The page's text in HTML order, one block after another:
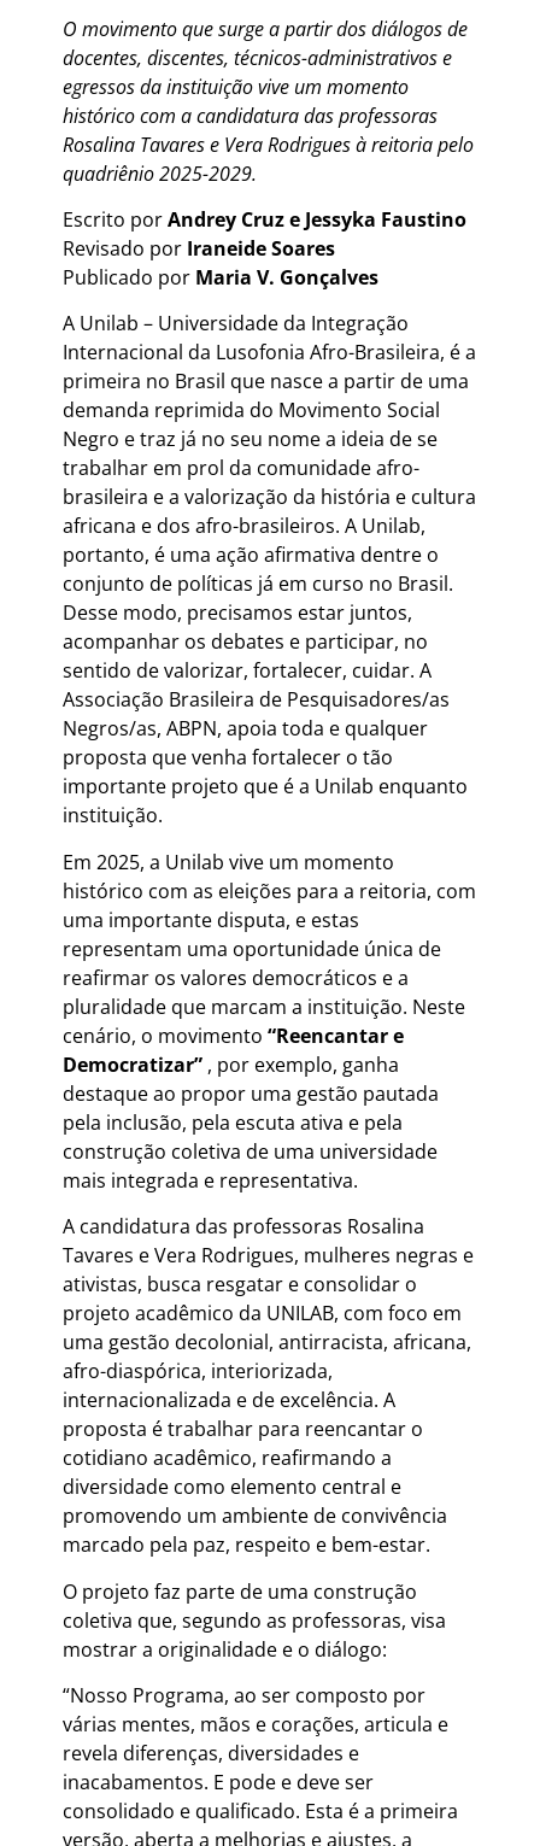
O movimento que surge a partir dos diálogos de
docentes, discentes, técnicos-administrativos e
egressos da instituição vive um momento
histórico com a candidatura das professoras
Rosalina Tavares e Vera Rodrigues à reitoria pelo
quadriênio 2025-2029.
Escrito porAndrey Cruz e Jessyka Faustino
Revisado por Iraneide Soares
Publicado por Maria V. Gonçalves
A Unilab – Universidade da Integração
Internacional da Lusofonia Afro-Brasileira, é a
primeira no Brasil que nasce a partir de uma
demanda reprimida do Movimento Social
Negro e traz já no seu nome a ideia de se
trabalhar em prol da comunidade afro-
brasileira e a valorização da história e cultura
africana e dos afro-brasileiros. A Unilab,
portanto, é uma ação afirmativa dentre o
conjunto de políticas já em curso no Brasil.
Desse modo, precisamos estar juntos,
acompanhar os debates e participar, no
sentido de valorizar, fortalecer, cuidar. A
Associação Brasileira de Pesquisadores/as
Negros/as, ABPN, apoia toda e qualquer
proposta que venha fortalecer o tão
importante projeto que é a Unilab enquanto
instituição.
Em 2025, a Unilab vive um momento
histórico com as eleições para a reitoria, com
uma importante disputa, e estas
representam uma oportunidade única de
reafirmar os valores democráticos e a
pluralidade que marcam a instituição. Neste
cenário, o movimento “Reencantar e
Democratizar” , por exemplo, ganha
destaque ao propor uma gestão pautada
pela inclusão, pela escuta ativa e pela
construção coletiva de uma universidade
mais integrada e representativa.
A candidatura das professoras Rosalina
Tavares e Vera Rodrigues, mulheres negras e
ativistas, busca resgatar e consolidar o
projeto acadêmico da UNILAB, com foco em
uma gestão decolonial, antirracista, africana,
afro-diaspórica, interiorizada,
internacionalizada e de excelência. A
proposta é trabalhar para reencantar o
cotidiano acadêmico, reafirmando a
diversidade como elemento central e
promovendo um ambiente de convivência
marcado pela paz, respeito e bem-estar.
O projeto faz parte de uma construção
coletiva que, segundo as professoras, visa
mostrar a originalidade e o diálogo:
“Nosso Programa, ao ser composto por
várias mentes, mãos e corações, articula e
revela diferenças, diversidades e
inacabamentos. E pode e deve ser
consolidado e qualificado. Esta é a primeira
versão, aberta a melhorias e ajustes, a